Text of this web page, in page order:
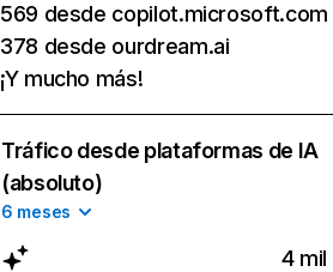
569 desde copilot.microsoft.com
378 desde ourdream.ai
¡Y mucho más!
Tráfico desde plataformas de IA
(absoluto)
6 meses
4 mil